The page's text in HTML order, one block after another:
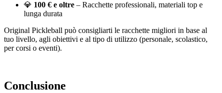
💎 100 € e oltre – Racchette professionali, materiali top e
lunga durata
Original Pickleball può consigliarti le racchette migliori in base al
tuo livello, agli obiettivi e al tipo di utilizzo (personale, scolastico,
per corsi o eventi).
Conclusione